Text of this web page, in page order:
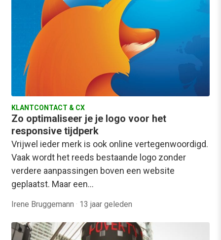
KLANTCONTACT & CX
Zo optimaliseer je je logo voor het
responsive tijdperk
Vrijwel ieder merk is ook online vertegenwoordigd.
Vaak wordt het reeds bestaande logo zonder
verdere aanpassingen boven een website
geplaatst. Maar een…
Irene Bruggemann · 13 jaar geleden